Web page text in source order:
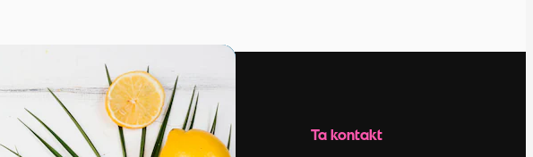
Kom i gang Selskap Ta kontakt